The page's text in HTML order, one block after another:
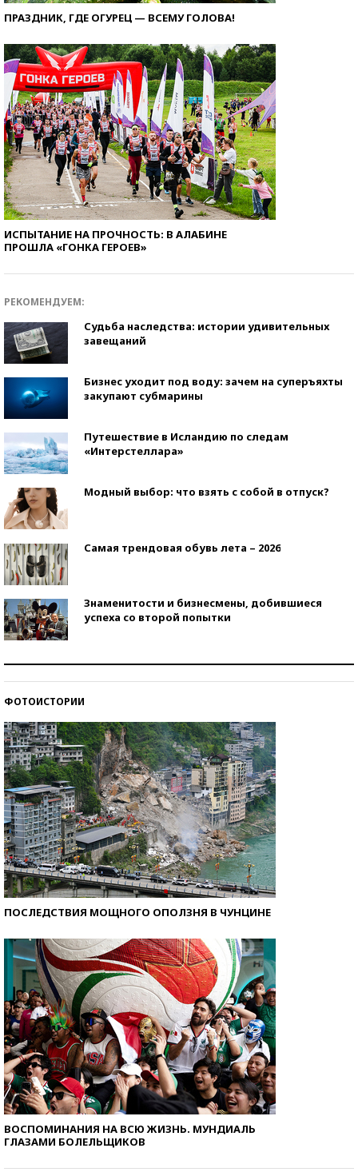
ПРАЗДНИК, ГДЕ ОГУРЕЦ — ВСЕМУ ГОЛОВА!
ИСПЫТАНИЕ НА ПРОЧНОСТЬ: В АЛАБИНЕ
ПРОШЛА «ГОНКА ГЕРОЕВ»
РЕКОМЕНДУЕМ:
Судьба наследства: истории удивительных
завещаний
Бизнес уходит под воду: зачем на суперъяхты
закупают субмарины
Путешествие в Исландию по следам
«Интерстеллара»
Модный выбор: что взять с собой в отпуск?
Самая трендовая обувь лета – 2026
Знаменитости и бизнесмены, добившиеся
успеха со второй попытки
ФОТОИСТОРИИ
ПОСЛЕДСТВИЯ МОЩНОГО ОПОЛЗНЯ В ЧУНЦИНЕ
ВОСПОМИНАНИЯ НА ВСЮ ЖИЗНЬ. МУНДИАЛЬ
ГЛАЗАМИ БОЛЕЛЬЩИКОВ